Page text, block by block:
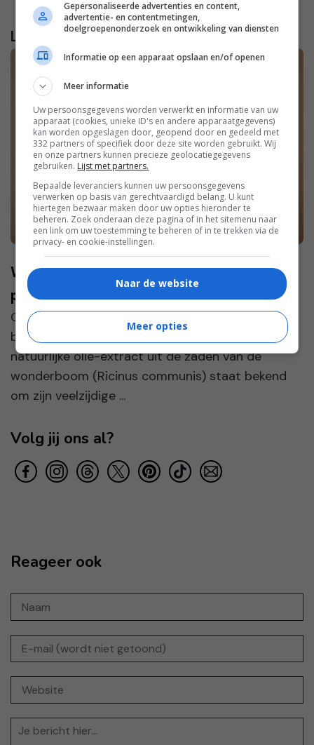
Lees verder...
Waarom iedereen over Castor Olie
praat: Dé beauty-trend van dit moment
Castor olie is de laatste tijd een van de meest
besproken producten in de beautywereld. Het
natuurlijke olie-extract uit de zaden van de
wonderboom (Ricinus communis) staat bekend
om zijn veelzijdige ...
Volg jij ons al?
Reageer ook
Gepersonaliseerde advertenties en content,
advertentie- en contentmetingen,
doelgroepenonderzoek en ontwikkeling van diensten
Informatie op een apparaat opslaan en/of openen
Meer informatie
Uw persoonsgegevens worden verwerkt en informatie van uw
apparaat (cookies, unieke ID's en andere apparaatgegevens)
kan worden opgeslagen door, geopend door en gedeeld met
332 partners of specifiek door deze site worden gebruikt. Wij
en onze partners kunnen precieze geolocatiegegevens
gebruiken. Lijst met partners.
Bepaalde leveranciers kunnen uw persoonsgegevens
verwerken op basis van gerechtvaardigd belang. U kunt
hiertegen bezwaar maken door uw opties hieronder te
beheren. Zoek onderaan deze pagina of in het sitemenu naar
een link om uw toestemming te beheren of in te trekken via de
privacy- en cookie-instellingen.
Naar de website
Meer opties